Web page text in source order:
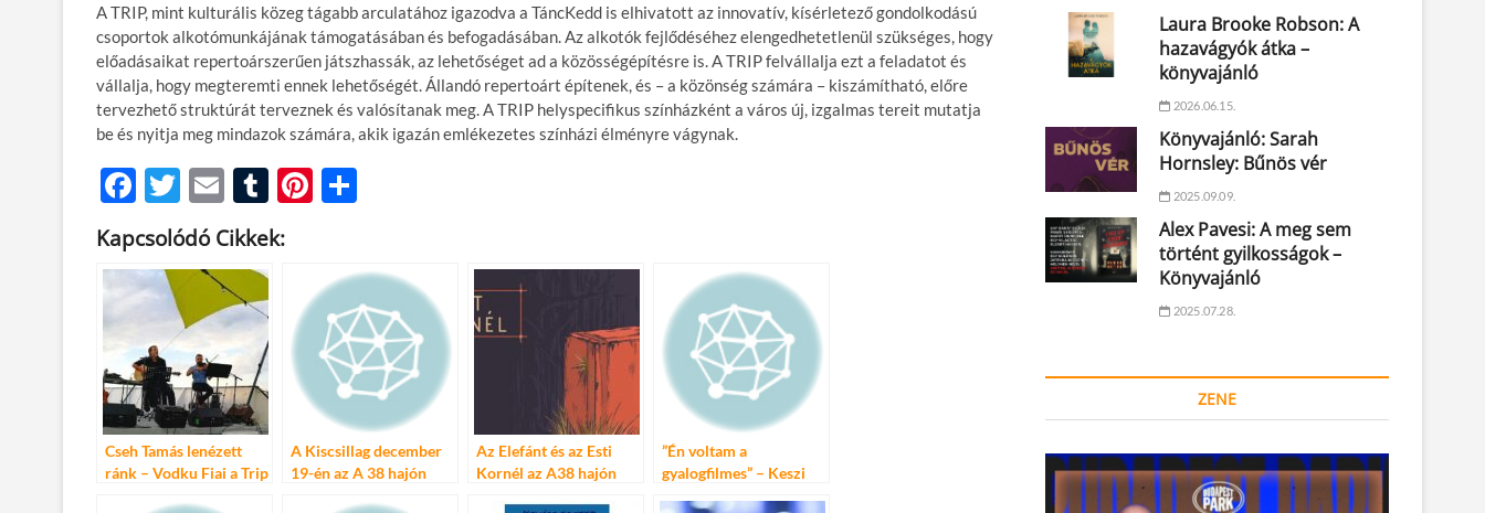
A TRIP, mint kulturális közeg tágabb arculatához igazodva a TáncKedd is elhivatott az innovatív, kísérletező gondolkodású
csoportok alkotómunkájának támogatásában és befogadásában. Az alkotók fejlődéséhez elengedhetetlenül szükséges, hogy
előadásaikat repertoárszerűen játszhassák, az lehetőséget ad a közösségépítésre is. A TRIP felvállalja ezt a feladatot és
vállalja, hogy megteremti ennek lehetőségét. Állandó repertoárt építenek, és – a közönség számára – kiszámítható, előre
tervezhető struktúrát terveznek és valósítanak meg. A TRIP helyspecifikus színházként a város új, izgalmas tereit mutatja
be és nyitja meg mindazok számára, akik igazán emlékezetes színházi élményre vágynak.
F
ac
e
b
o
o
k
T
w
itt
er
E
m
ail
T
u
m
Pi
es m
e
g
Kapcsolódó Cikkek:
Cseh Tamás lenézett
ránk – Vodku Fiai a Trip
A Kiscsillag december
19-én az A 38 hajón
Az Elefánt és az Esti
Kornél az A38 hajón
”Én voltam a
gyalogfilmes” – Keszi
Laura Brooke Robson: A
hazavágyók átka –
könyvajánló
2026.06.15.
Könyvajánló: Sarah
Hornsley: Bűnös vér
2025.09.09.
Alex Pavesi: A meg sem
történt gyilkosságok –
Könyvajánló
2025.07.28.
ZENE